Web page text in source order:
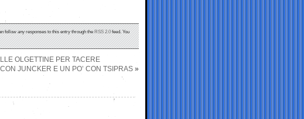
follow any responses to this entry through theRSS 2.0feed. You
OLGETTINE PER TACERE
JUNCKER E UN PO’ CON TSIPRAS »